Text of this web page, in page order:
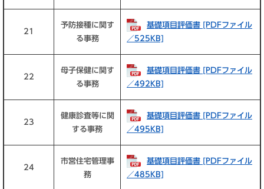
21
予防接種に関す
る事務
基礎項目評価書 [PDFファイル
／525KB]
22
母子保健に関す
る事務
基礎項目評価書 [PDFファイル
／492KB]
23
健康診査等に関
する事務
基礎項目評価書 [PDFファイル
／495KB]
24
市営住宅管理事
務
基礎項目評価書 [PDFファイル
／485KB]